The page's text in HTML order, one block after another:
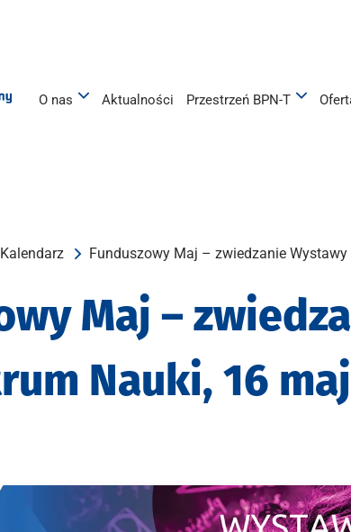
O nas Aktualności Przestrzeń BPN-T
Funduszowy Maj – zwiedzanie Wystawy
Maj –
Nauki, 16